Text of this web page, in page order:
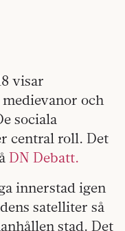
visar
och
sociala
central roll. Det
DN Debatt.
innerstad igen
satelliter så
stad. Det